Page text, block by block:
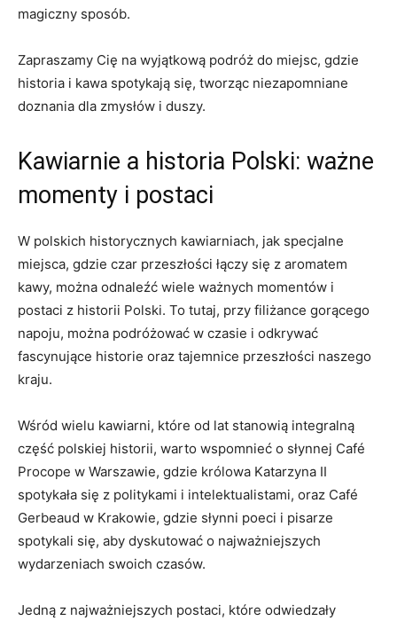
magiczny sposób.
Zapraszamy Cię na wyjątkową podróż do miejsc, gdzie
historia i kawa spotykają się, tworząc niezapomniane
doznania dla zmysłów i duszy.
Kawiarnie a historia ‍Polski: ważne
momenty i postaci
W‌ polskich historycznych kawiarniach, jak specjalne
miejsca, gdzie czar przeszłości łączy się z ⁣aromatem
kawy, ⁤można odnaleźć wiele‌ ważnych momentów i⁢
postaci z historii Polski. ⁣To tutaj, przy ​filiżance gorącego ​
napoju,‍ można podróżować w czasie i odkrywać
‍fascynujące historie oraz tajemnice przeszłości ⁣naszego
kraju.
Wśród wielu kawiarni, które od⁤ lat stanowią integralną
część polskiej historii, warto wspomnieć o słynnej Café
Procope w Warszawie, gdzie królowa Katarzyna II
spotykała‍ się z politykami i intelektualistami, oraz Café
Gerbeaud ‌w Krakowie, gdzie słynni poeci i pisarze
spotykali się, aby dyskutować o najważniejszych
wydarzeniach swoich czasów.
Jedną z najważniejszych postaci, które odwiedzały